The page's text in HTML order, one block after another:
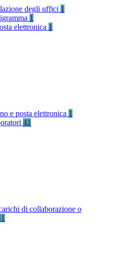
degli uffici 1
1
elettronica 1
e posta elettronica 1
41
di collaborazione o